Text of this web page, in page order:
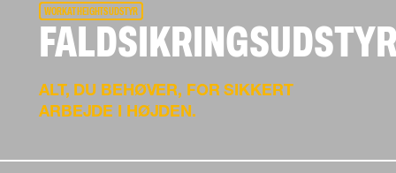
WORK AT HEIGHTS UDSTYR
ALT, DU BEHØVER, FOR SIKKERT
ARBEJDE I HØJDEN.